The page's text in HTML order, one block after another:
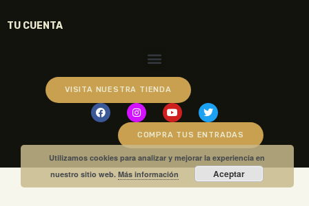
TU CUENTA
VISITA NUESTRA TIENDA
COMPRA TUS ENTRADAS
Utilizamos cookies para analizar y mejorar la experiencia en
nuestro sitio web.Más información Aceptar